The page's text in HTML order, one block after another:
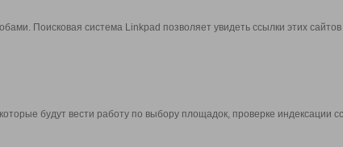
Поисковая система Linkpad позволяет увидеть ссылки этих
будут вести работу по выбору площадок, проверке индексации